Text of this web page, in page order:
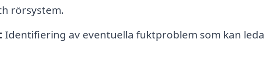
rörsystem.
Identifiering av eventuella fuktproblem som kan